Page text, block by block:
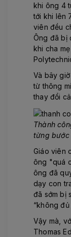
khi ông 4
tới khi lên
viên đều
Ông đã bị
khi cha
Và bây
từ thông
thay đổi
Thành
từng bước
Giáo viên
ông "quá
ông đã
dạy con
đã sớm bị
“không đủ
Vậy mà,
Thomas